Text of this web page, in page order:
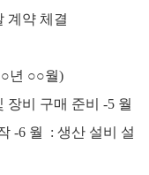
계약 체결
년 ○○월)
장비 구매 준비 -5 월
-6 월 : 생산 설비 설